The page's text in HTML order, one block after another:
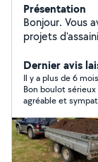
Présentation
Bonjour. Vous
projets
d'accès.
Dernier avis
Il y a plus de 6 mois
Bon boulot
agréable et